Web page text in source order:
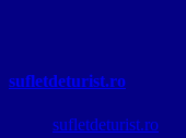
sufletdeturist.ro
sufletdeturist.ro